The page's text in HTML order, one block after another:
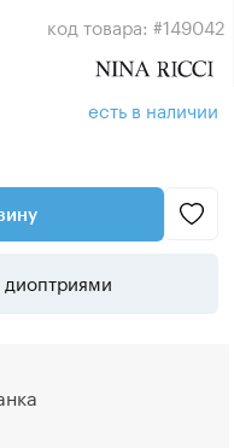
код товара: #149042
есть в наличии
диоптриями